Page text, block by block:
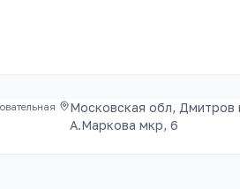
Московская обл, Дмитров
А.Маркова мкр, 6